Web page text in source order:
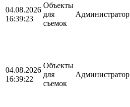
04.08.2026
16:39:23
Объекты
для
съемок
Администратор
04.08.2026
16:39:22
Объекты
для
съемок
Администратор